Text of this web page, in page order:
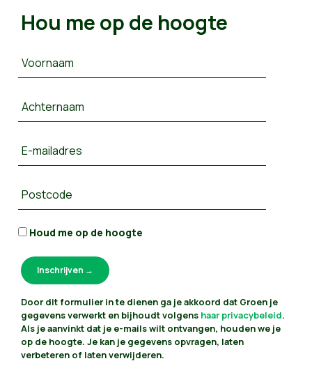
Hou me op de hoogte
Voornaam
Achternaam
E-mailadres
Postcode
Houd me op de hoogte
Door dit formulier in te dienen ga je akkoord dat Groen je
gegevens verwerkt en bijhoudt volgens haar privacybeleid.
Als je aanvinkt dat je e-mails wilt ontvangen, houden we je
op de hoogte. Je kan je gegevens opvragen, laten
verbeteren of laten verwijderen.